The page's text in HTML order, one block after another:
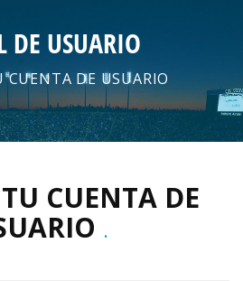
DE USUARIO
CUENTA DE USUARIO
TU CUENTA DE
.